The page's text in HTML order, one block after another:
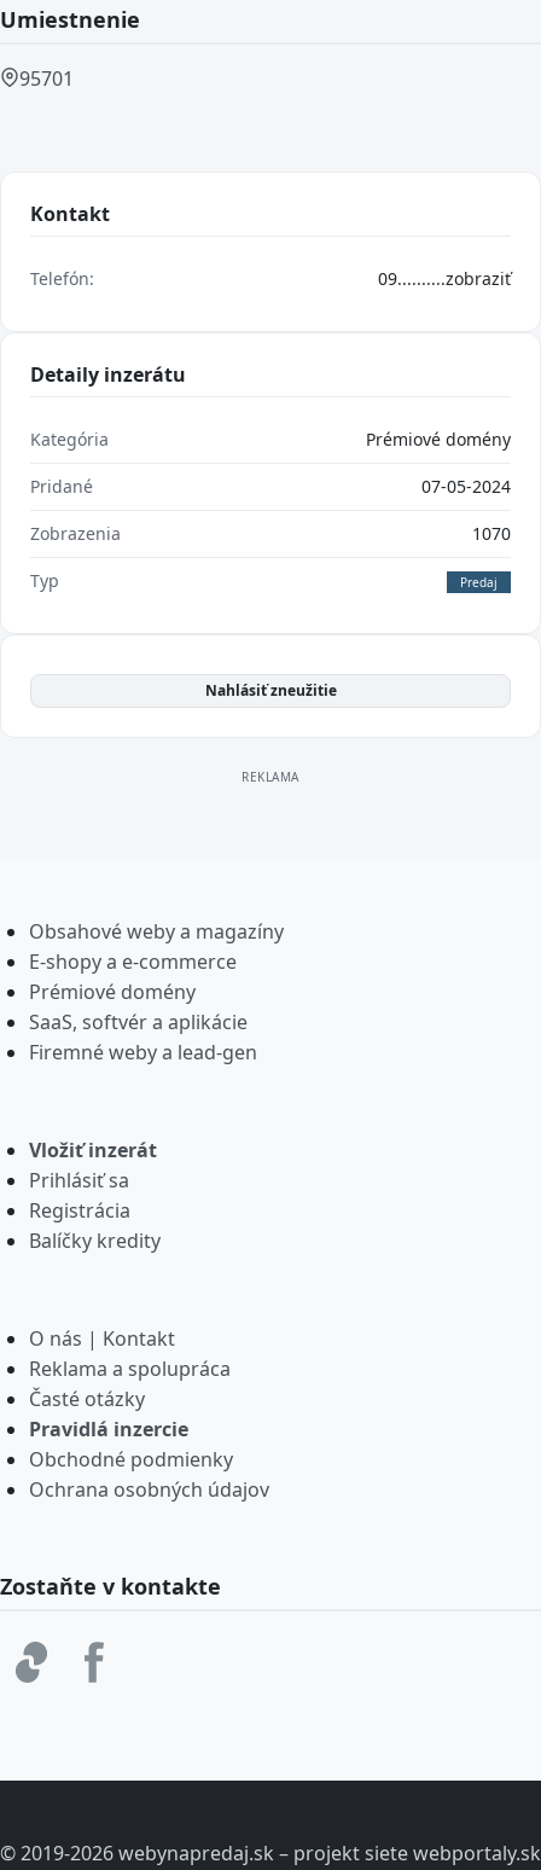
Umiestnenie
95701
Kontakt
Telefón: 09..........zobraziť
Detaily inzerátu
Kategória Prémiové domény
Pridané 07-05-2024
Zobrazenia 1070
Typ Predaj
Nahlásiť zneužitie
Obsahové weby a magazíny
E-shopy a e-commerce
Prémiové domény
SaaS, softvér a aplikácie
Firemné weby a lead-gen
Vložiť inzerát
Prihlásiť sa
Registrácia
Balíčky kredity
O nás | Kontakt
Reklama a spolupráca
Časté otázky
Pravidlá inzercie
Obchodné podmienky
Ochrana osobných údajov
Zostaňte v kontakte
© 2019-2026 webynapredaj.sk – projekt siete webportaly.sk